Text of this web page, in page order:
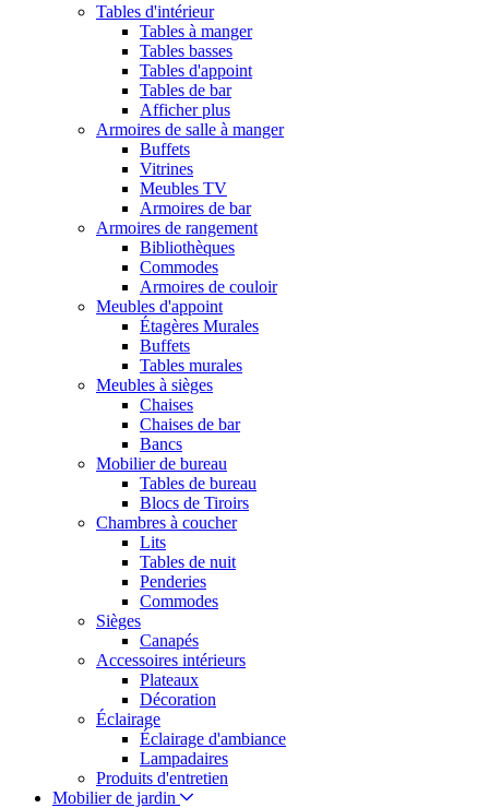
Tables d'intérieur
Tables à manger
Tables basses
Tables d'appoint
Tables de bar
Afficher plus
Armoires de salle à manger
Buffets
Vitrines
Meubles TV
Armoires de bar
Armoires de rangement
Bibliothèques
Commodes
Armoires de couloir
Meubles d'appoint
Étagères Murales
Buffets
Tables murales
Meubles à sièges
Chaises
Chaises de bar
Bancs
Mobilier de bureau
Tables de bureau
Blocs de Tiroirs
Chambres à coucher
Lits
Tables de nuit
Penderies
Commodes
Sièges
Canapés
Accessoires intérieurs
Plateaux
Décoration
Éclairage
Éclairage d'ambiance
Lampadaires
Produits d'entretien
Mobilier de jardin